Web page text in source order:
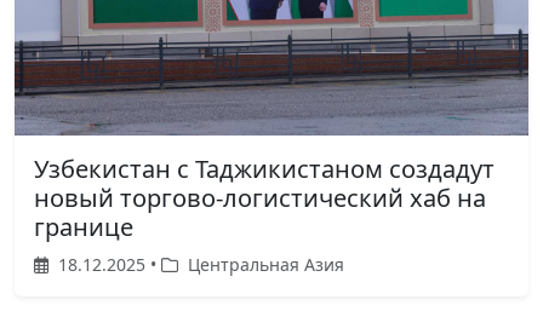
Узбекистан с Таджикистаном создадут
новый торгово-логистический хаб на
границе
18.12.2025 • Центральная Азия